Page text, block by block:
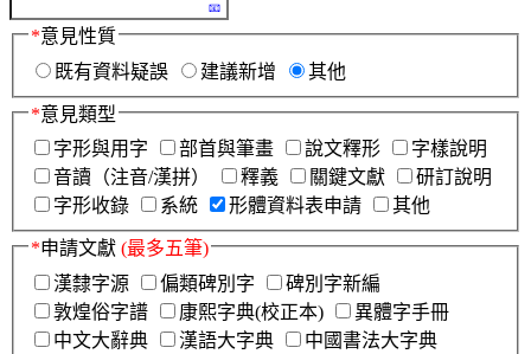
*意見性質
既有資料疑誤
建議新增 其他
*意見類型
字形與用字
部首與筆畫 說文釋形
字樣說明
音讀（注音/漢拼）
釋義 關鍵文獻
研訂說明
字形收錄
系統 形體資料表申請 其他
*申請文獻 (最多五筆)
漢隸字源
偏類碑別字
碑別字新編
敦煌俗字譜
康熙字典(校正本)
異體字手冊
中文大辭典
漢語大字典
中國書法大字典